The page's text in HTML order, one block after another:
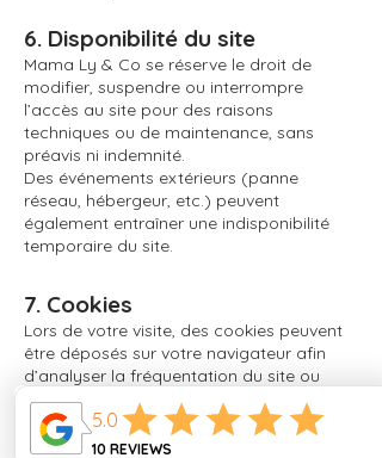
6. Disponibilité du site
Mama Ly & Co se réserve le droit de
modifier, suspendre ou interrompre
l’accès au site pour des raisons
techniques ou de maintenance, sans
préavis ni indemnité.
Des événements extérieurs (panne
réseau, hébergeur, etc.) peuvent
également entraîner une indisponibilité
temporaire du site.
7. Cookies
Lors de votre visite, des cookies peuvent
être déposés sur votre navigateur afin
d’analyser la fréquentation du site ou
d’améliorer l’expérience utilisateur.
Vous pouvez à tout moment configurer
votre navigateur pour refuser les cookies.